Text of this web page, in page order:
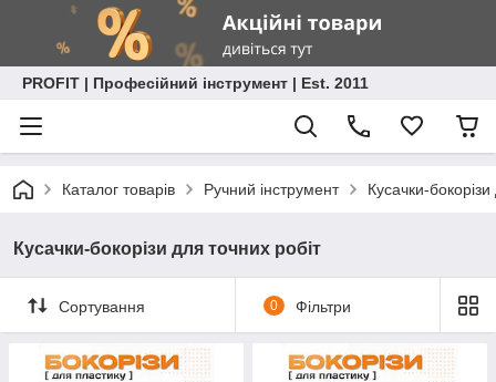
PROFIT | Професійний інструмент | Est. 2011
Каталог товарів Ручний інструмент Кусачки-
Кусачки-бокорізи для точних робіт
Сортування 0 Фільтри